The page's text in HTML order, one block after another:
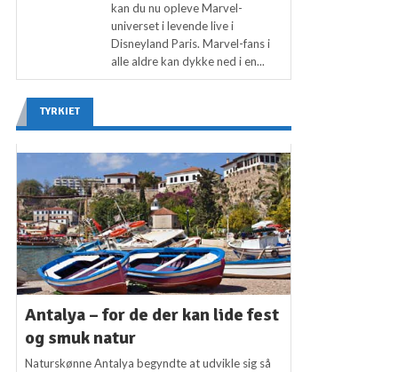
kan du nu opleve Marvel-
universet i levende live i
Disneyland Paris. Marvel-fans i
alle aldre kan dykke ned i en...
TYRKIET
Antalya – for de der kan lide fest
og smuk natur
Naturskønne Antalya begyndte at udvikle sig så